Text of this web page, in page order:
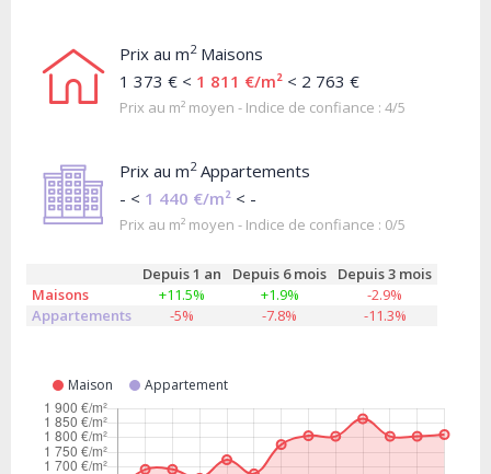
Prix au m2Maisons
1 373 € < 1 811 €/m² < 2 763 €
Prix au m² moyen - Indice de confiance : 4/5
Prix au m2Appartements
- < 1 440 €/m² < -
Prix au m² moyen - Indice de confiance : 0/5
Depuis 1 an Depuis 6 mois
Depuis 3 mois
Maisons
+11.5% +1.9%
-2.9%
Appartements
-5% -7.8% -11.3%
Maison Appartement